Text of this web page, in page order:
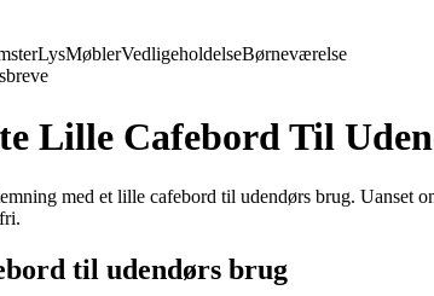
LysMøblerVedligeholdelseBørneværelse
Lille Cafebord Til
med et lille cafebord til udendørs brug.
til udendørs brug